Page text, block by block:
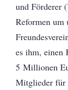
und Förderer
Reformen
es ihm, einen
5 Millionen
Mitglieder für